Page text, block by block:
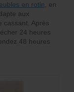
en rotin , en
aux
cassant. Après
24 heures
48 heures